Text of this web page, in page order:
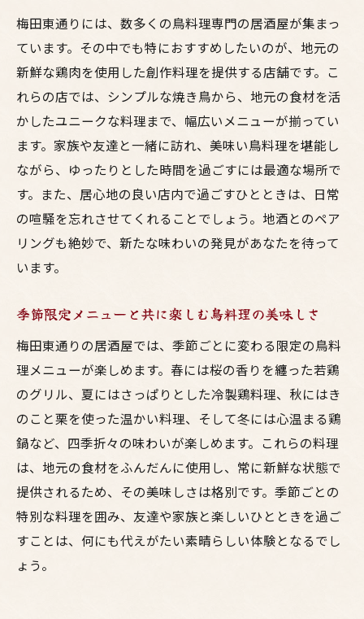
力
新しいお店で体験する驚きの鳥料理
呑みと食事を同時に楽しめる秘密
地元ならではの隠れ家的スポットを探す
観光客におすすめ！梅田東通りの楽しみ方
東通りの歴史と呑み文化を再発見
新たな魅力を発見するためのヒント
梅田東通りには、数多くの鳥料理専門の居酒屋が集まっ
ています。その中でも特におすすめしたいのが、地元の
新鮮な鶏肉を使用した創作料理を提供する店舗です。こ
れらの店では、シンプルな焼き鳥から、地元の食材を活
かしたユニークな料理まで、幅広いメニューが揃ってい
ます。家族や友達と一緒に訪れ、美味い鳥料理を堪能し
ながら、ゆったりとした時間を過ごすには最適な場所で
す。また、居心地の良い店内で過ごすひとときは、日常
の喧騒を忘れさせてくれることでしょう。地酒とのペア
リングも絶妙で、新たな味わいの発見があなたを待って
います。
季節限定メニューと共に楽しむ鳥料理の美味しさ
梅田東通りの居酒屋では、季節ごとに変わる限定の鳥料
理メニューが楽しめます。春には桜の香りを纏った若鶏
のグリル、夏にはさっぱりとした冷製鶏料理、秋にはき
のこと栗を使った温かい料理、そして冬には心温まる鶏
鍋など、四季折々の味わいが楽しめます。これらの料理
は、地元の食材をふんだんに使用し、常に新鮮な状態で
提供されるため、その美味しさは格別です。季節ごとの
特別な料理を囲み、友達や家族と楽しいひとときを過ご
すことは、何にも代えがたい素晴らしい体験となるでし
ょう。